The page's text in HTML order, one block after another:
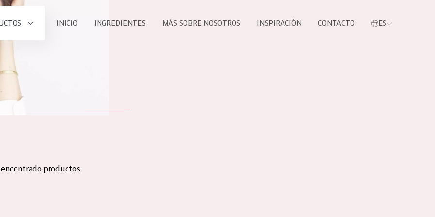
INICIO INGREDIENTES MÁS SOBRE NOSOTROS INSPIRACIÓN CONTACTO ES
encontrado productos